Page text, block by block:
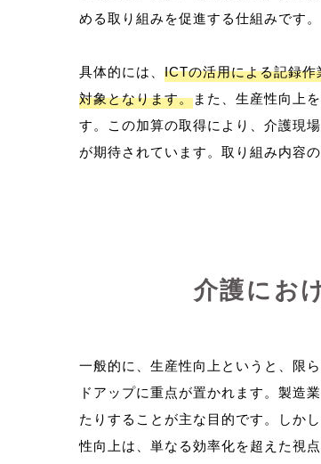
める取り組みを促進する仕組みです。
具体的には、 ICTの活用による記録
対象となります。また、生産性向上
す。この加算の取得により、介護現
介護にお
一般的に、生産性向上というと、限
ドアップに重点が置かれます。製造
たりすることが主な目的です。しか
性向上は、単なる効率化を超えた視